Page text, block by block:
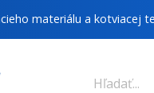
materiálu a kotviacej